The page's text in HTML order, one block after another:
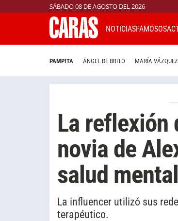
SÁBADO 08 DE AGOSTO DEL 2026
NOTICIASFAMOSOS
PAMPITA ÁNGEL DE BRITO MARÍA VÁZQUEZ
La reflexión
novia de
salud mental
La influencer utilizó sus
terapéutico.